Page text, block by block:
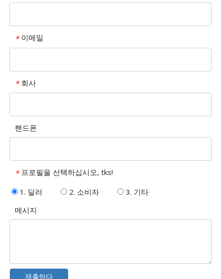
* 이메일
* 회사
핸드폰
* 프로필을 선택하십시오, tks!
1. 딜러
2. 소비자
3. 기타
메시지
제출하다